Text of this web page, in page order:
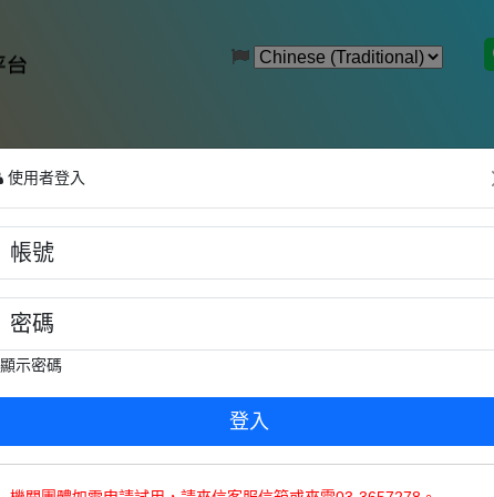
Valley Heights: Google's Story
into Opportunities!
Gold of the Internet Age
Again! Essential English Phrases for Business Meetings
使用者登入
顯示密碼